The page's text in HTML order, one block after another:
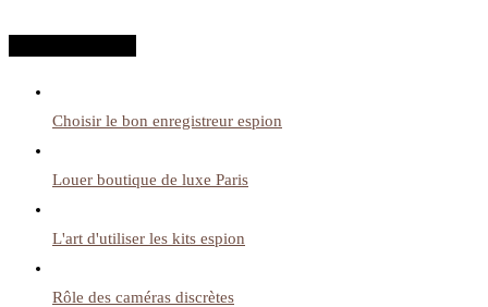
Choisir le bon enregistreur espion
Louer boutique de luxe Paris
L'art d'utiliser les kits espion
Rôle des caméras discrètes